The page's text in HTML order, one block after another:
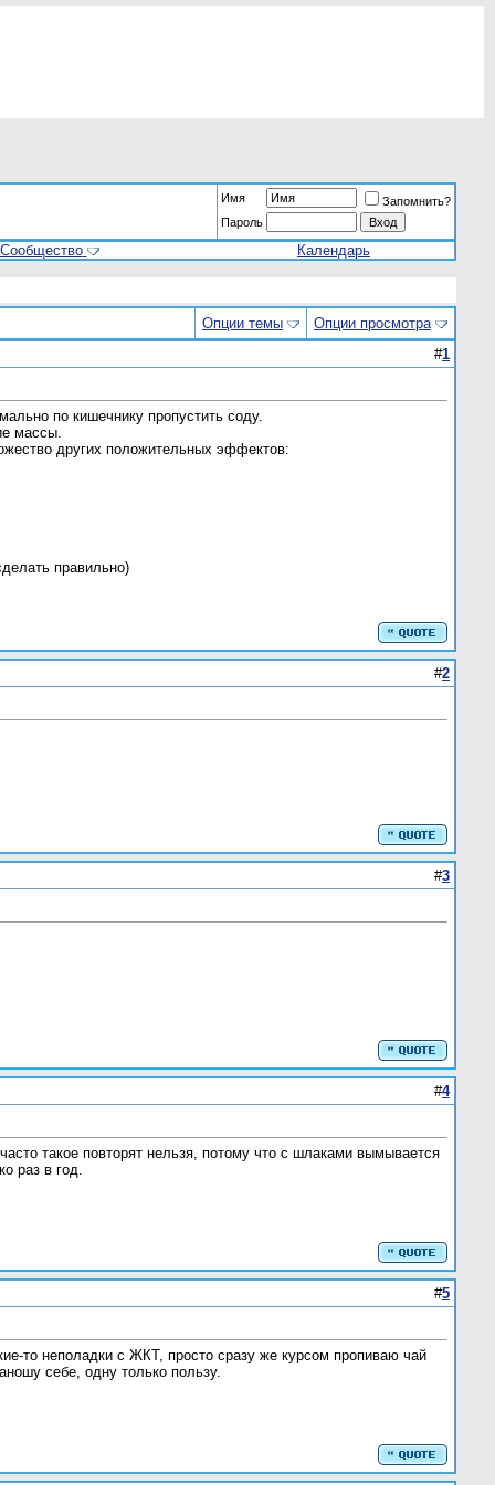
Имя
Запомнить?
Пароль
Сообщество Календарь
Опции темы
Опции просмотра
#1
по кишечнику пропустить соду.
массы.
других положительных эффектов:
правильно)
#2
#3
#4
такое повторят нельзя, потому что с шлаками вымывается
раз в год.
#5
то неполадки с ЖКТ, просто сразу же курсом пропиваю чай
себе, одну только пользу.